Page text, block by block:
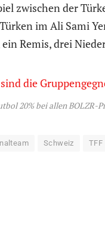
zwischen der
im Ali Sami
ein Remis, drei
20% bei allen BOLZR-
Schweiz TFF